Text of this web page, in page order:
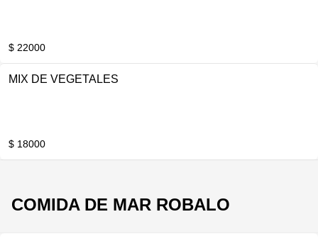
$ 22000
MIX DE VEGETALES
$ 18000
COMIDA DE MAR ROBALO